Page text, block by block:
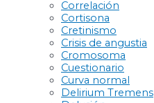
Correlación
Cortisona
Cretinismo
Crisis de angustia
Cromosoma
Cuestionario
Curva normal
Delirium Tremens